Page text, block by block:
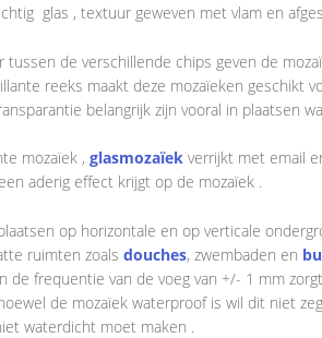
glas , textuur geweven met vlam en
tussen de verschillende chips geven de
reeks maakt deze mozaïeken geschikt
belangrijk zijn vooral in plaatsen
mozaïek ,glasmozaïek verrijkt met email
aderig effect krijgt op de mozaïek .
op horizontale en op verticale
ruimten zoalsdouches, zwembaden en
de frequentie van de voeg van +/- 1 mm
de mozaïek waterproof is wil dit niet
waterdicht moet maken .